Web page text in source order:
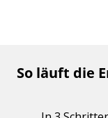
So läuft die